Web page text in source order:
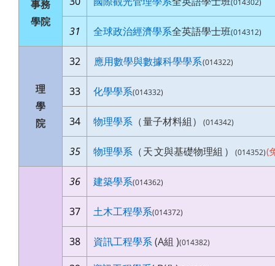
事務
學院
(014302)
31 全球政治經濟學系全英語學士班(014312)
理
學
院
32 應用數學與數據科學學系(014322)
33 化學學系(014332)
34 物理學系 （量子材料組） (014342)
35 物理學系 （天文與基礎物理組 ） (014352)(
36 建築學系(014362)
37 土木工程學系(014372)
38 資訊工程學系(A組 )(014382)